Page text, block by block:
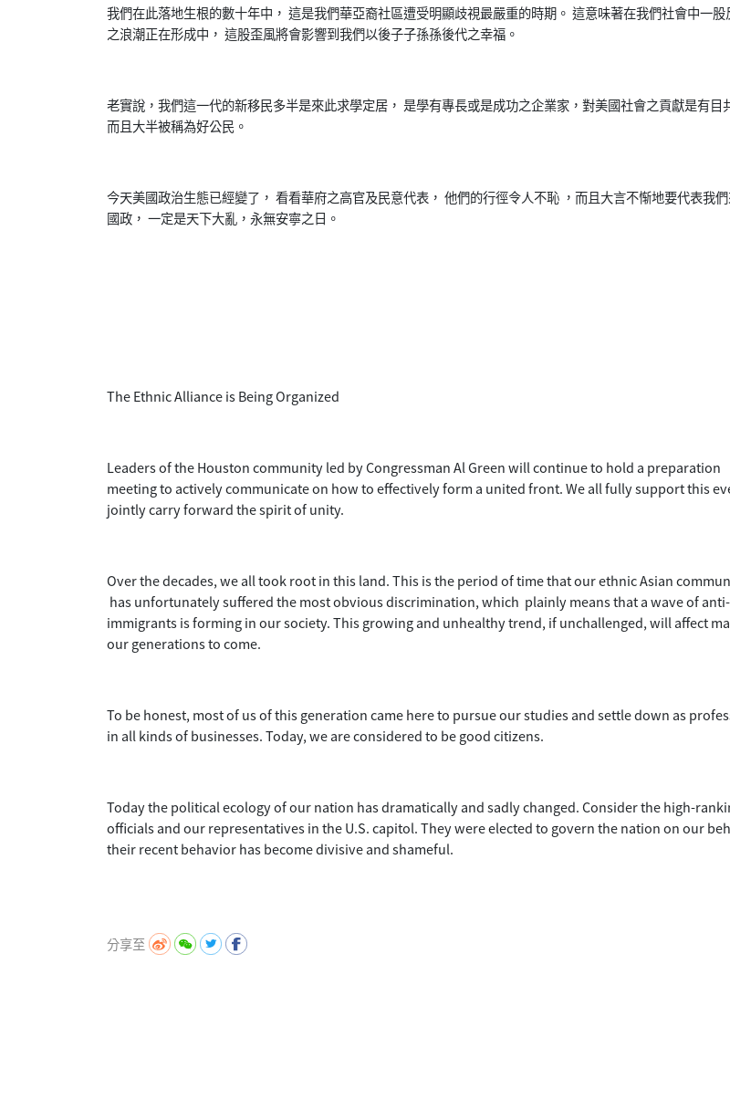
我們在此落地生根的數十年中， 這是我們華亞裔社區遭受明顯歧視最嚴重的時期。 這意味著在我們社會中一股
之浪潮正在形成中， 這股歪風將會影響到我們以後子子孫孫後代之幸福。
老實說，我們這一代的新移民多半是來此求學定居， 是學有專長或是成功之企業家，對美國社會之貢獻是有目
而且大半被稱為好公民。
今天美國政治生態已經變了， 看看華府之高官及民意代表， 他們的行徑令人不恥 ，而且大言不惭地要代表我
國政， 一定是天下大亂，永無安寧之日。
The Ethnic Alliance is Being Organized
Leaders of the Houston community led by Congressman Al Green will continue to hold a preparation
meeting to actively communicate on how to effectively form a united front. We all fully support this
jointly carry forward the spirit of unity.
Over the decades, we all took root in this land. This is the period of time that our ethnic Asian
has unfortunately suffered the most obvious discrimination, which plainly means that a wave of anti-
immigrants is forming in our society. This growing and unhealthy trend, if unchallenged, will affect
our generations to come.
To be honest, most of us of this generation came here to pursue our studies and settle down as
in all kinds of businesses. Today, we are considered to be good citizens.
Today the political ecology of our nation has dramatically and sadly changed. Consider the high-
officials and our representatives in the U.S. capitol. They were elected to govern the nation on our
their recent behavior has become divisive and shameful.
分享至